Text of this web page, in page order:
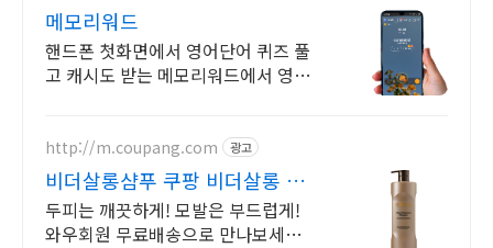
메모리워드
핸드폰 첫화면에서 영어단어 퀴즈 풀
고 캐시도 받는 메모리워드에서 영어
http://m.coupang.com 광고
비더살롱샴푸 쿠팡 비더살롱 믿
고 쓰는
두피는 깨끗하게! 모발은 부드럽게!
와우회원 무료배송으로 만나보세요.